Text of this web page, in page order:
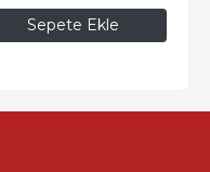
Sepete Ekle